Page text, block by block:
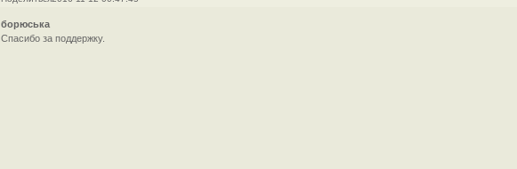
борюська
Спасибо за поддержку.